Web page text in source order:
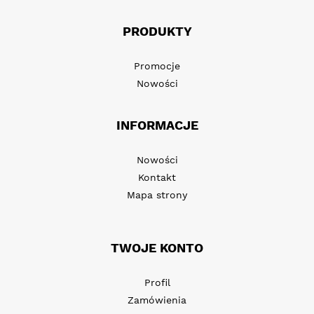
PRODUKTY
Promocje
Nowości
INFORMACJE
Nowości
Kontakt
Mapa strony
TWOJE KONTO
Profil
Zamówienia